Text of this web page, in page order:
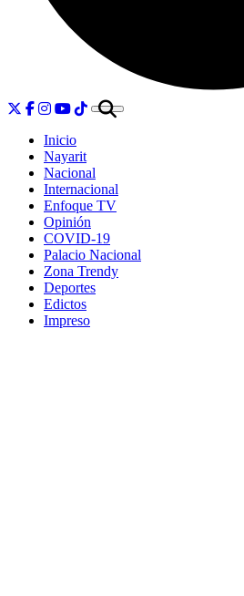
Inicio
Nayarit
Nacional
Internacional
Enfoque TV
Opinión
COVID-19
Palacio Nacional
Zona Trendy
Deportes
Edictos
Impreso